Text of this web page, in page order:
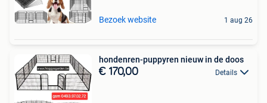
Bezoek website 1 aug 26
hondenren-puppyren nieuw in de doos
€ 170,00 Details